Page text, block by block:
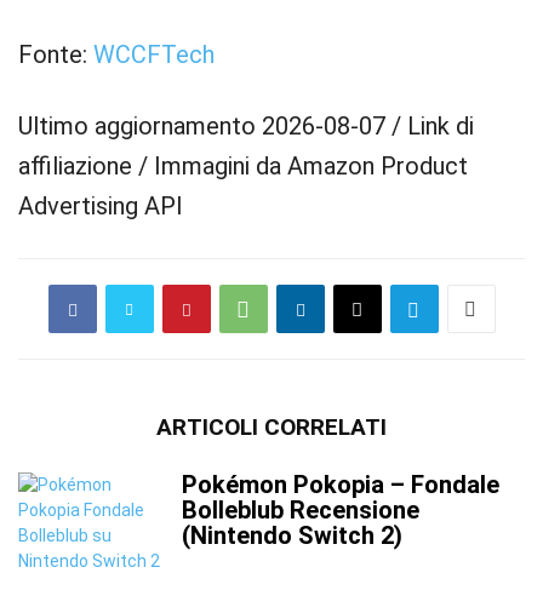
Fonte: WCCFTech
Ultimo aggiornamento 2026-08-07 / Link di
affiliazione / Immagini da Amazon Product
Advertising API
ARTICOLI CORRELATI
Pokémon Pokopia – Fondale
Bolleblub Recensione
(Nintendo Switch 2)